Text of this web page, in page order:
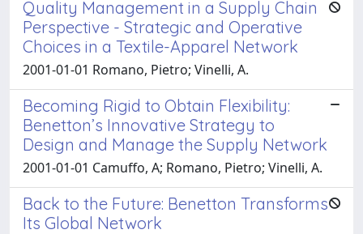
Quality Management in a Supply Chain
Perspective - Strategic and Operative
Choices in a Textile-Apparel Network
2001-01-01 Romano, Pietro; Vinelli, A.
Becoming Rigid to Obtain Flexibility:
Benetton’s Innovative Strategy to
Design and Manage the Supply Network
2001-01-01 Camuffo, A; Romano, Pietro; Vinelli, A.
Back to the Future: Benetton Transforms
Its Global Network